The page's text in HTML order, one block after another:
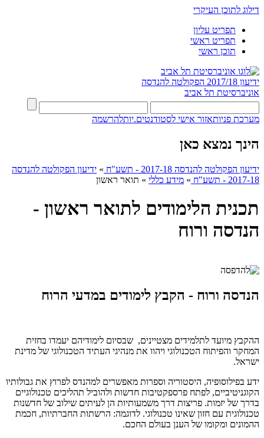
דילוג לתוכן העיקרי
תפריט עליון
תפריט ראשי
תוכן ראשי
ידיעון 2017/18
הפקולטה להנדסה
אוניברסיטת תל אביב
מערכת פניותאזור אישי לסטודנטים.יותלהרשמה
הינך נמצא כאן
ידיעון הפקולטה להנדסה 2017-18 - תשע"ח » ידיעון הפקולטה להנדסה
2017-18 - תשע"ח
» מידע כללי » תואר ראשון
תכנית הלימודים לתואר ראשון -
הנדסה ורוח
הנדסה ורוח - הקבץ לימודים במדעי הרוח
ההקבץ מיועד לתלמידים מצטיינים, שבסיום לימודיהם יעמדו בחזית
המחקר והפיתוח הטכנולוגי ויהוו את מנהיגי העתיד הטכנולוגי של מדינת
ישראל.
ידע בפילוסופיה, היסטוריה וספרות מאפשרים למהנדס לפרוץ את גבולותיו
הקוגניטיביים, לפתח פרספקטיבות חדשות ולהוביל תהליכים טכנולוגיים
בדרך של יזמות. פריצות דרך משמעותיות הן לעיתים שילוב של חדשנות
טכנולוגית עם חזון שאינו טכנולוגי. לדוגמה: הרשתות החברתיות, חכמת
ההמונים ומקומו של הענן בעולם החכם.